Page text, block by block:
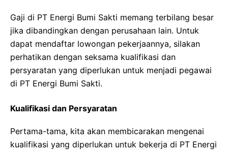
Gaji di PT Energi Bumi Sakti memang terbilang besar
jika dibandingkan dengan perusahaan lain. Untuk
dapat mendaftar lowongan pekerjaannya, silakan
perhatikan dengan seksama kualifikasi dan
persyaratan yang diperlukan untuk menjadi pegawai
di PT Energi Bumi Sakti.
Kualifikasi dan Persyaratan
Pertama-tama, kita akan membicarakan mengenai
kualifikasi yang diperlukan untuk bekerja di PT Energi